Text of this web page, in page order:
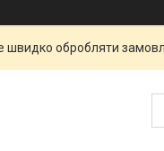
швидко обробляти